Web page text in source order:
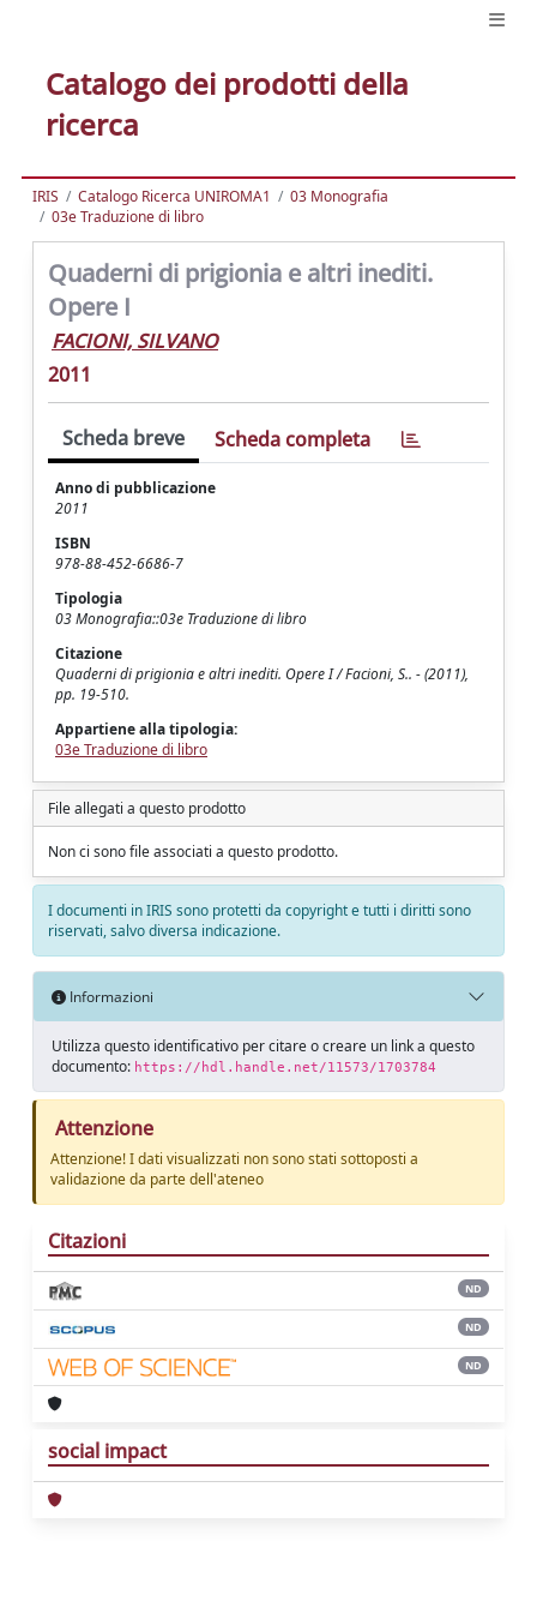
Catalogo dei prodotti della
ricerca
IRIS Catalogo Ricerca UNIROMA1
03 Monografia
03e Traduzione di libro
Quaderni di prigionia e altri inediti.
Opere I
FACIONI, SILVANO
2011
Scheda breve Scheda completa
Anno di pubblicazione
2011
ISBN
978-88-452-6686-7
Tipologia
03 Monografia::03e Traduzione di libro
Citazione
Quaderni di prigionia e altri inediti. Opere I / Facioni, S.. - (2011),
pp. 19-510.
Appartiene alla tipologia:
03e Traduzione di libro
File allegati a questo prodotto
Non ci sono file associati a questo prodotto.
I documenti in IRIS sono protetti da copyright e tutti i diritti sono
riservati, salvo diversa indicazione.
Informazioni
Utilizza questo identificativo per citare o creare un link a questo
documento: https://hdl.handle.net/11573/1703784
Attenzione
Attenzione! I dati visualizzati non sono stati sottoposti a
validazione da parte dell'ateneo
Citazioni
ND
ND
ND
social impact